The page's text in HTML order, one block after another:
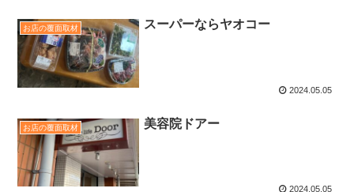
お店の覆面取材 スーパーならヤオコー
2024.05.05
お店の覆面取材 美容院ドアー
2024.05.05